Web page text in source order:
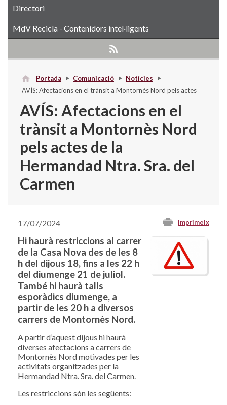
Directori
MdV Recicla - Contenidors intel·ligents
Portada Comunicació
Notícies
AVÍS: Afectacions en el trànsit a Montornès Nord pels actes
de la Hermandad Ntra. Sra. del Carmen
AVÍS: Afectacions en el
trànsit a Montornès Nord
pels actes de la
Hermandad Ntra. Sra. del
Carmen
Imprimeix
17/07/2024
Hi haurà restriccions al carrer
de la Casa Nova des de les 8
h del dijous 18, fins a les 22 h
del diumenge 21 de juliol.
També hi haurà talls
esporàdics diumenge, a
partir de les 20 h a diversos
carrers de Montornès Nord.
A partir d’aquest dijous hi haurà
diverses afectacions a carrers de
Montornès Nord motivades per les
activitats organitzades per la
Hermandad Ntra. Sra. del Carmen.
Les restriccions són les següents: